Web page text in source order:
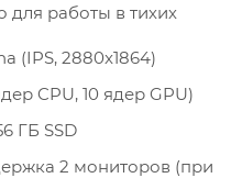
для работы в тихих
(IPS, 2880x1864)
CPU, 10 ядер GPU)
ГБ SSD
2 мониторов (при